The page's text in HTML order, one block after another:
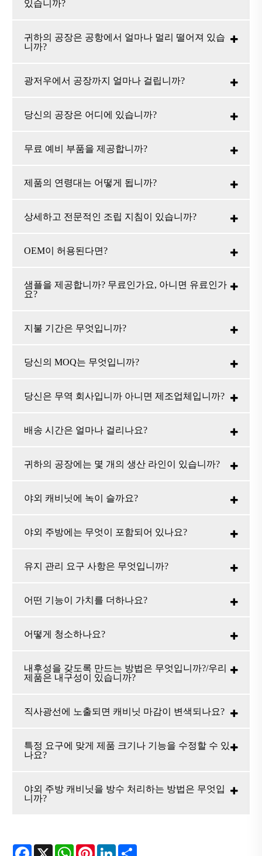
있습니까?
귀하의 공장은 공항에서 얼마나 멀리 떨어져 있습
니까?
광저우에서 공장까지 얼마나 걸립니까?
당신의 공장은 어디에 있습니까?
무료 예비 부품을 제공합니까?
제품의 연령대는 어떻게 됩니까?
상세하고 전문적인 조립 지침이 있습니까?
OEM이 허용된다면?
샘플을 제공합니까? 무료인가요, 아니면 유료인가
요?
지불 기간은 무엇입니까?
당신의 MOQ는 무엇입니까?
당신은 무역 회사입니까 아니면 제조업체입니까?
배송 시간은 얼마나 걸리나요?
귀하의 공장에는 몇 개의 생산 라인이 있습니까?
야외 캐비닛에 녹이 슬까요?
야외 주방에는 무엇이 포함되어 있나요?
유지 관리 요구 사항은 무엇입니까?
어떤 기능이 가치를 더하나요?
어떻게 청소하나요?
내후성을 갖도록 만드는 방법은 무엇입니까?/우리
제품은 내구성이 있습니까?
직사광선에 노출되면 캐비닛 마감이 변색되나요?
특정 요구에 맞게 제품 크기나 기능을 수정할 수 있
나요?
야외 주방 캐비닛을 방수 처리하는 방법은 무엇입
니까?
Facebook
X WhatsApp
PinterestLinkedIn